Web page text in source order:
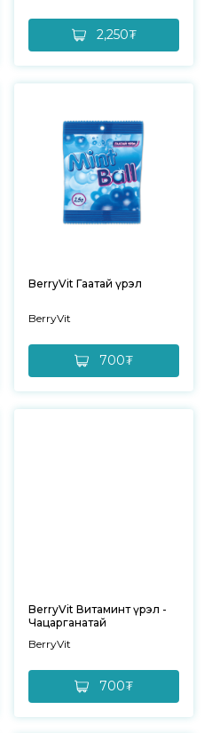
2,250₮
BerryVit Гаатай үрэл
BerryVit
700₮
BerryVit Витаминт үрэл -
Чацарганатай
BerryVit
700₮